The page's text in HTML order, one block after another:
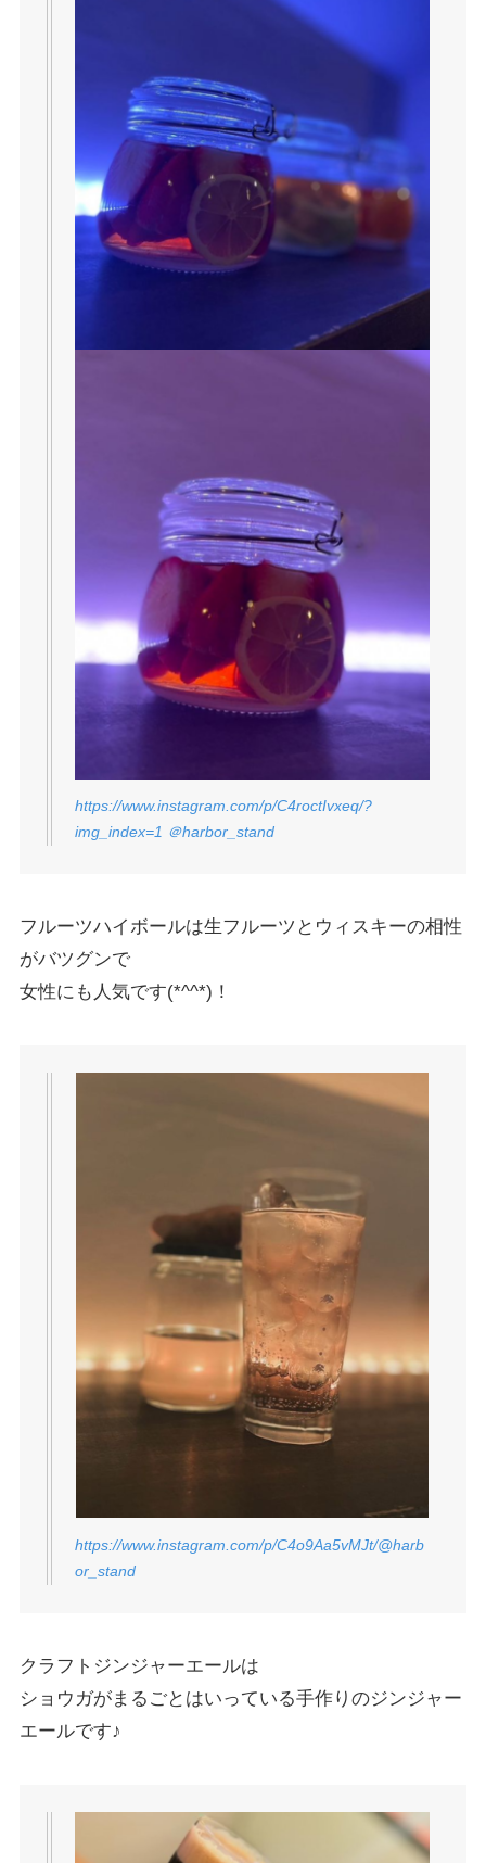
https://www.instagram.com/p/C4roctIvxeq/?
img_index=1 ＠harbor_stand
フルーツハイボールは生フルーツとウィスキーの相性
がバツグンで
女性にも人気です(*^^*)！
https://www.instagram.com/p/C4o9Aa5vMJt/@harb
or_stand
クラフトジンジャーエールは
ショウガがまるごとはいっている手作りのジンジャー
エールです♪